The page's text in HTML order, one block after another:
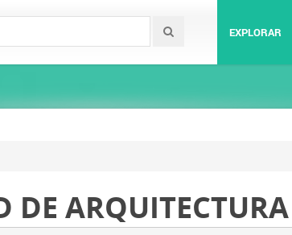
EXPLORAR
DE